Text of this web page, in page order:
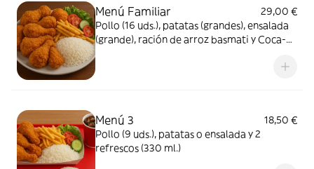
Menú Familiar
29,00 €
Pollo (16 uds.), patatas (grandes), ensalada
(grande), ración de arroz basmati y Coca-
Menú 3
18,50 €
Pollo (9 uds.), patatas o ensalada y 2
refrescos (330 ml.)